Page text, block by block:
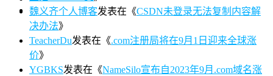
魏义齐个人博客发表在《CSDN未登录无法复制内容解
决办法》
TeacherDu发表在《.com注册局将在9月1日迎来全球涨
价》
YGBKS发表在《NameSilo宣布自2023年9月.com域名涨